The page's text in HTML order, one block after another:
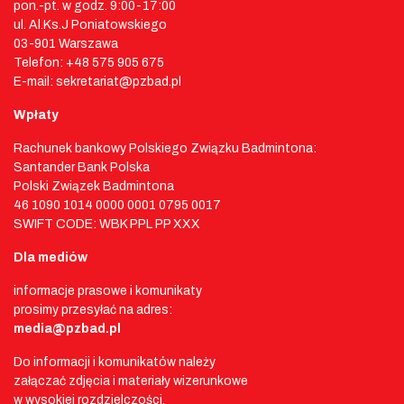
pon.-pt. w godz. 9:00-17:00
ul. Al.Ks.J Poniatowskiego
03-901 Warszawa
Telefon: +48 575 905 675
E-mail: sekretariat@pzbad.pl
Wpłaty
Rachunek bankowy Polskiego Związku Badmintona:
Santander Bank Polska
Polski Związek Badmintona
46 1090 1014 0000 0001 0795 0017
SWIFT CODE: WBK PPL PP XXX
Dla mediów
informacje prasowe i komunikaty
prosimy przesyłać na adres:
media@pzbad.pl
Do informacji i komunikatów należy
załączać zdjęcia i materiały wizerunkowe
w wysokiej rozdzielczości.